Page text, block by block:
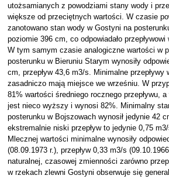
utożsamianych z powodziami stany wody i
większe od przeciętnych wartości. W czasie
zanotowano stan wody w Gostyni na
poziomie 396 cm, co odpowiadało
W tym samym czasie analogiczne wartości w
posterunku w Bieruniu Starym wynosiły
cm, przepływ 43,6 m3/s. Minimalne
zasadniczo mają miejsce we wrześniu. W
81% wartości średniego rocznego przepływu,
jest nieco wyższy i wynosi 82%. Minimalny
posterunku w Bojszowach wynosił jedynie 42
ekstremalnie niski przepływ to jedynie 0,75
Mlecznej wartości minimalne wynosiły
(08.09.1973 r.), przepływ 0,33 m3/s
naturalnej, czasowej zmienności zarówno
w rzekach zlewni Gostyni obserwuje się